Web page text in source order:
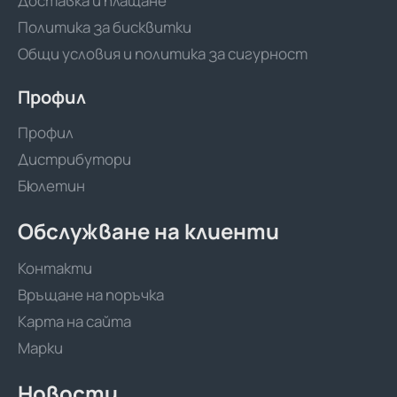
Политика за бисквитки
Общи условия и политика за сигурност
Профил
Профил
Дистрибутори
Бюлетин
Обслужване на клиенти
Контакти
Връщане на поръчка
Карта на сайта
Марки